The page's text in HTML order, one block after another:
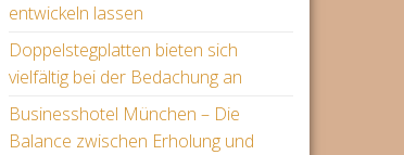
entwickeln lassen
Doppelstegplatten bieten sich
vielfältig bei der Bedachung an
Businesshotel München – Die
Balance zwischen Erholung und